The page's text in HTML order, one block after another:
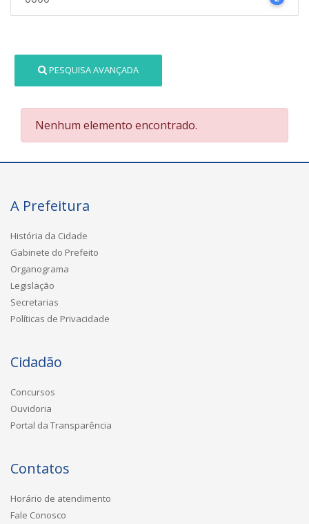
PESQUISA AVANÇADA
Nenhum elemento encontrado.
A Prefeitura
História da Cidade
Gabinete do Prefeito
Organograma
Legislação
Secretarias
Políticas de Privacidade
Cidadão
Concursos
Ouvidoria
Portal da Transparência
Contatos
Horário de atendimento
Fale Conosco